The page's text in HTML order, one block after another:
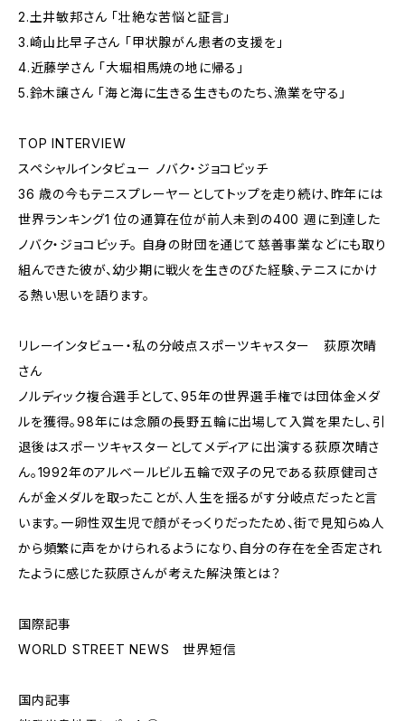
2.土井敏邦さん 「壮絶な苦悩と証言」
3.崎山比早子さん 「甲状腺がん患者の支援を」
4.近藤学さん 「大堀相馬焼の地に帰る」
5.鈴木譲さん 「海と海に生きる生きものたち、漁業を守る」
TOP INTERVIEW
スペシャルインタビュー ノバク・ジョコビッチ
36 歳の今もテニスプレーヤーとしてトップを走り続け、昨年には
世界ランキング1 位の通算在位が前人未到の400 週に到達した
ノバク・ジョコビッチ。 自身の財団を通じて慈善事業などにも取り
組んできた彼が、幼少期に戦火を生きのびた経験、テニスにかけ
る熱い思いを語ります。
リレーインタビュー・私の分岐点スポーツキャスター 荻原次晴
さん
ノルディック複合選手として、95年の世界選手権では団体金メダ
ルを獲得。98年には念願の長野五輪に出場して入賞を果たし、引
退後はスポーツキャスターとしてメディアに出演する荻原次晴さ
ん。1992年のアルベールビル五輪で双子の兄である荻原健司さ
んが金メダルを取ったことが、人生を揺るがす分岐点だったと言
います。一卵性双生児で顔がそっくりだったため、街で見知らぬ人
から頻繁に声をかけられるようになり、自分の存在を全否定され
たように感じた荻原さんが考えた解決策とは？
国際記事
WORLD STREET NEWS 世界短信
国内記事